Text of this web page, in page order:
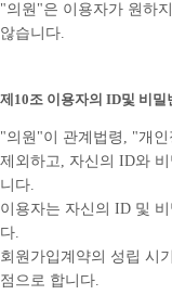
"의원"은 이용자가 원하
않습니다.
제10조 이용자의 ID및 비밀
"의원"이 관계법령, "개
제외하고, 자신의 ID와
니다.
이용자는 자신의 ID 및
다.
회원가입계약의 성립 시
점으로 합니다.